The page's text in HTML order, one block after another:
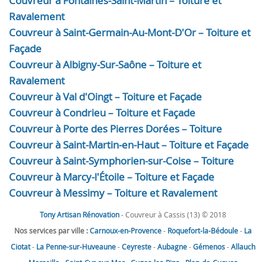
Ravalement
Couvreur à Saint-Germain-Au-Mont-D'Or – Toiture et
Façade
Couvreur à Albigny-Sur-Saône – Toiture et
Ravalement
Couvreur à Val d'Oingt – Toiture et Façade
Couvreur à Condrieu – Toiture et Façade
Couvreur à Porte des Pierres Dorées – Toiture
Couvreur à Saint-Martin-en-Haut – Toiture et Façade
Couvreur à Saint-Symphorien-sur-Coise – Toiture
Couvreur à Marcy-l'Étoile – Toiture et Façade
Couvreur à Messimy – Toiture et Ravalement
Tony Artisan Rénovation- Couvreur à Cassis (13) © 2018
Nos services par ville :Carnoux-en-Provence- Roquefort-la-Bédoule- La
Ciotat- La Penne-sur-Huveaune-Ceyreste-Aubagne-Gémenos-Allauch